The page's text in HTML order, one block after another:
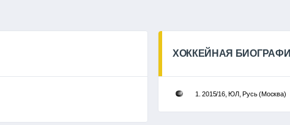
ХОККЕЙНАЯ
1. 2015/16, ЮЛ, Русь (Москва)